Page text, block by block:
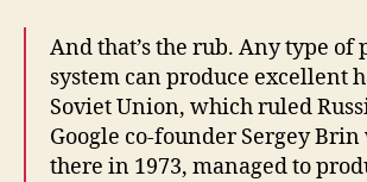
And that’s the rub. Any type of
system can produce excellent
Soviet Union, which ruled
Google co-founder Sergey
there in 1973, managed to